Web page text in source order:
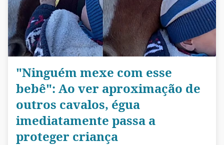
"Ninguém mexe com esse
bebê": Ao ver aproximação de
outros cavalos, égua
imediatamente passa a
proteger criança